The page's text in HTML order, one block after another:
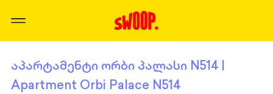
აპარტამენტი ორბი პალასი N514 |
Apartment Orbi Palace N514